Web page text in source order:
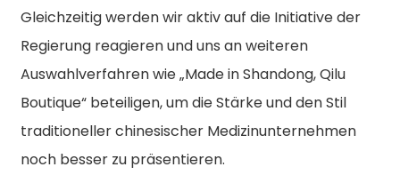
Gleichzeitig werden wir aktiv auf die Initiative der
Regierung reagieren und uns an weiteren
Auswahlverfahren wie „Made in Shandong, Qilu
Boutique“ beteiligen, um die Stärke und den Stil
traditioneller chinesischer Medizinunternehmen
noch besser zu präsentieren.